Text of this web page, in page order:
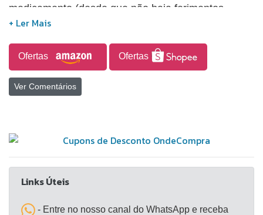
medicamento (desde que não haja ferimentos
expostos). Higiene, banho, shampoo cães e gatos.
Ofertas Ofertas
Ver Comentários
Links Úteis
- Entre no nosso canal do WhatsApp e receba